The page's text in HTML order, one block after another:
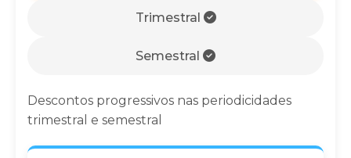
Trimestral
Semestral
Descontos progressivos nas periodicidades
trimestral e semestral